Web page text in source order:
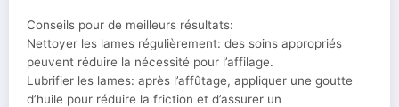
Conseils pour de meilleurs résultats:
Nettoyer les lames régulièrement: des soins appropriés
peuvent réduire la nécessité pour l’affilage.
Lubrifier les lames: après l’affûtage, appliquer une goutte
d’huile pour réduire la friction et d’assurer un